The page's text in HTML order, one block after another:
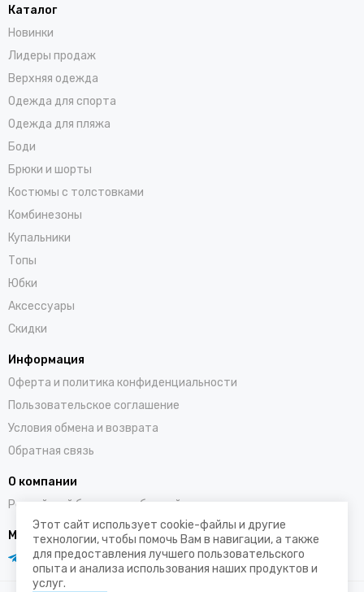
Каталог
Новинки
Лидеры продаж
Верхняя одежда
Одежда для спорта
Одежда для пляжа
Боди
Брюки и шорты
Костюмы с толстовками
Комбинезоны
Купальники
Топы
Юбки
Аксессуары
Скидки
Информация
Оферта и политика конфиденциальности
Пользовательское соглашение
Условия обмена и возврата
Обратная связь
О компании
Российский бренд полюбившийся во всем мире
Мы в социальных сетях
Этот сайт использует cookie-файлы и другие
технологии, чтобы помочь Вам в навигации, а также
для предоставления лучшего пользовательского
опыта и анализа использования наших продуктов и
услуг.